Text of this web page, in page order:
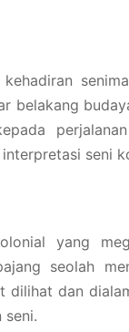
belakang
seni
yang
seolah
dan
seni.